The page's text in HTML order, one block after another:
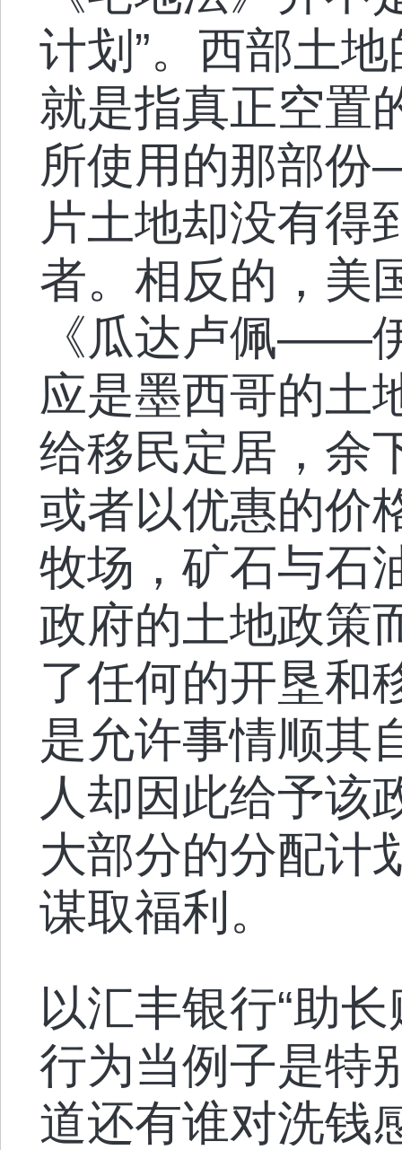
计划”。西部土
就是指真正空置
所使用的那部
片土地却没有得
者。相反的，美
《瓜达卢佩——
应是墨西哥的土
给移民定居，余
或者以优惠的价
牧场，矿石与石
政府的土地政策
了任何的开垦和
是允许事情顺其
人却因此给予该
大部分的分配计
谋取福利。
以汇丰银行“助
行为当例子是特
道还有谁对洗钱